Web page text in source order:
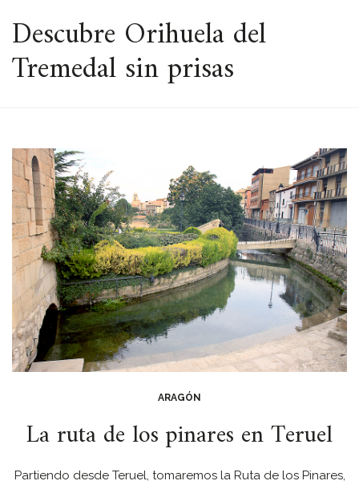
ESPACIO
Descubre Orihuela del
Tremedal sin prisas
ARAGÓN
La ruta de los pinares en Teruel
Partiendo desde Teruel, tomaremos la Ruta de los Pinares,